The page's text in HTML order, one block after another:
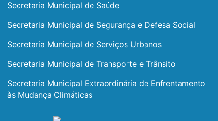
Secretaria Municipal de Saúde
Secretaria Municipal de Segurança e Defesa Social
Secretaria Municipal de Serviços Urbanos
Secretaria Municipal de Transporte e Trânsito
Secretaria Municipal Extraordinária de Enfrentamento
às Mudança Climáticas